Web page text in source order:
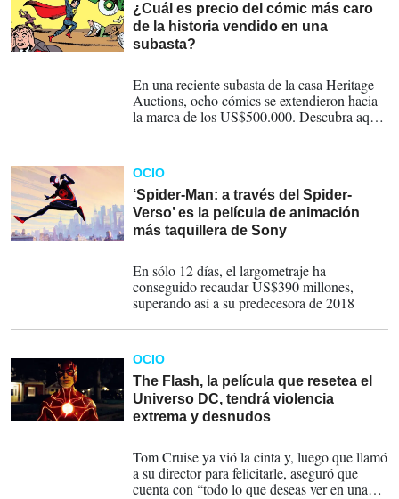
¿Cuál es precio del cómic más caro
de la historia vendido en una
subasta?
En una reciente subasta de la casa Heritage
Auctions, ocho cómics se extendieron hacia
la marca de los US$500.000. Descubra aquí
OCIO
‘Spider-Man: a través del Spider-
Verso’ es la película de animación
más taquillera de Sony
En sólo 12 días, el largometraje ha
conseguido recaudar US$390 millones,
superando así a su predecesora de 2018
OCIO
The Flash, la película que resetea el
Universo DC, tendrá violencia
extrema y desnudos
Tom Cruise ya vió la cinta y, luego que llamó
a su director para felicitarle, aseguró que
cuenta con “todo lo que deseas ver en una